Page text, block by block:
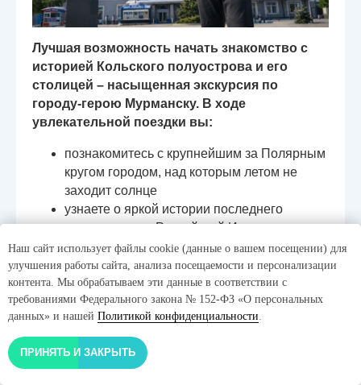
Наш сайт использует файлы cookie (данные о вашем посещении) для
улучшения работы сайта, анализа посещаемости и персонализации
контента. Мы обрабатываем эти данные в соответствии с
требованиями Федерального закона № 152-ФЗ «О персональных
данных» и нашей Политикой конфиденциальности.
ПРИНЯТЬ И ЗАКРЫТЬ
Лучшая возможность начать знакомство с
историей Кольского полуострова и его
столицей – насыщенная экскурсия по
городу-герою Мурманску. В ходе
увлекательной поездки вы:
познакомитесь с крупнейшим за Полярным
кругом городом, над которым летом не
заходит солнце
узнаете о яркой истории последнего
заложенного в Российской Империи города
увидите все основные
достопримечательности города
посетите интересные места, скрытые от
глаз обычных туристов
полюбуетесь необычными видами города,
расположенного ярусами на сопках
полюбуетесь коротким, но ярким северным